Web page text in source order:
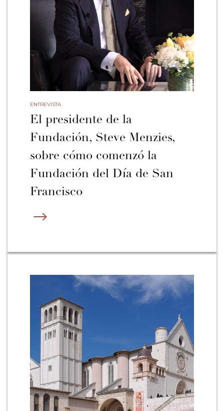
ENTREVISTA
El presidente de la
Fundación, Steve Menzies,
sobre cómo comenzó la
Fundación del Día de San
Francisco